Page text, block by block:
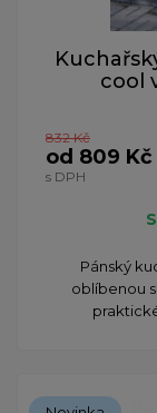
cool
832 Kč
od 809 Kč
s DPH
Pánský
oblíbenou